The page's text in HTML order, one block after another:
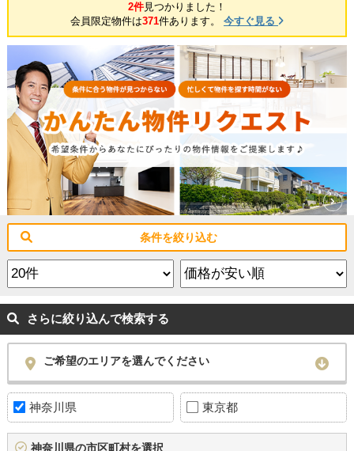
2件見つかりました！
会員限定物件は371件あります。 今すぐ見る
条件を絞り込む
さらに絞り込んで検索する
ご希望のエリアを選んでください
神奈川県 東京都
神奈川県の市区町村を選択